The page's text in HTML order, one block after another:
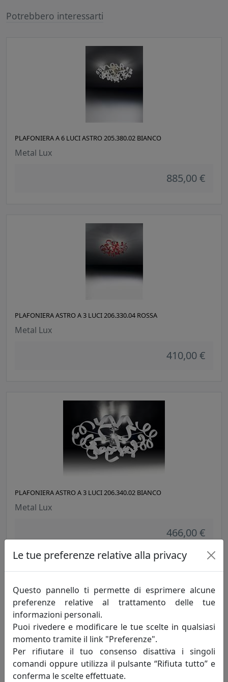
Potrebbero interessarti
PLAFONIERA A 6 LUCI ASTRO 205.380.02 BIANCO
Metal Lux
885,00 €
PLAFONIERA ASTRO A 3 LUCI 206.330.04 ROSSA
Metal Lux
410,00 €
PLAFONIERA ASTRO A 3 LUCI 206.340.02 BIANCO
Metal Lux
466,00 €
PLAFONIERA ASTRO A 4 LUCI 206.370.01 TRASPARENTE
Le tue preferenze relative alla privacy
Questo pannello ti permette di esprimere alcune
preferenze relative al trattamento delle tue
informazioni personali.
Puoi rivedere e modificare le tue scelte in qualsiasi
momento tramite il link "Preferenze".
Per rifiutare il tuo consenso disattiva i singoli
comandi oppure utilizza il pulsante “Rifiuta tutto” e
conferma le scelte effettuate.